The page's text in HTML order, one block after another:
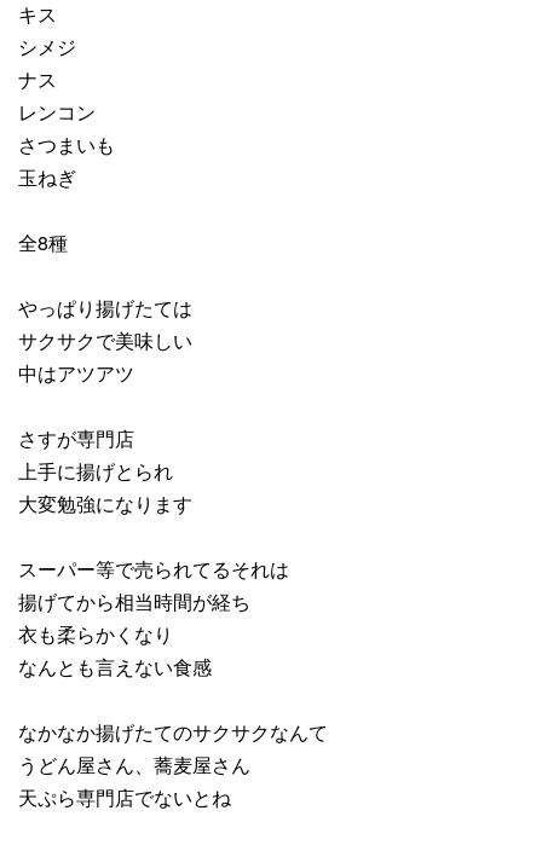
キス
シメジ
ナス
レンコン
さつまいも
玉ねぎ
全8種
やっぱり揚げたては
サクサクで美味しい
中はアツアツ
さすが専門店
上手に揚げとられ
大変勉強になります
スーパー等で売られてるそれは
揚げてから相当時間が経ち
衣も柔らかくなり
なんとも言えない食感
なかなか揚げたてのサクサクなんて
うどん屋さん、蕎麦屋さん
天ぷら専門店でないとね